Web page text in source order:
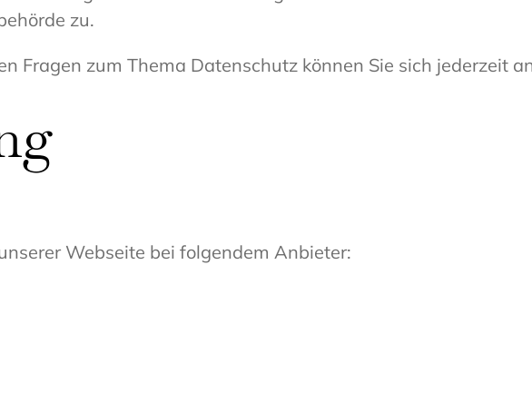
zu.
Fragen zum Thema Datenschutz können Sie sich jederzeit
Webseite bei folgendem Anbieter: